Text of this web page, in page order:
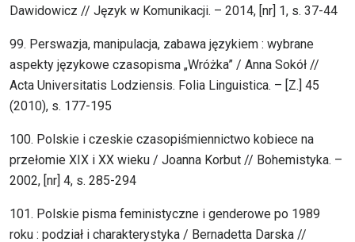
Dawidowicz // Język w Komunikacji. – 2014, [nr] 1, s. 37-44
99. Perswazja, manipulacja, zabawa językiem : wybrane
aspekty językowe czasopisma „Wróżka” / Anna Sokół //
Acta Universitatis Lodziensis. Folia Linguistica. – [Z.] 45
(2010), s. 177-195
100. Polskie i czeskie czasopiśmiennictwo kobiece na
przełomie XIX i XX wieku / Joanna Korbut // Bohemistyka. –
2002, [nr] 4, s. 285-294
101. Polskie pisma feministyczne i genderowe po 1989
roku : podział i charakterystyka / Bernadetta Darska //